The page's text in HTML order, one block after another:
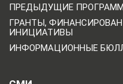
ПРЕДЫДУЩИЕ
ГРАНТЫ,
ИНИЦИАТИВЫ
ИНФОРМАЦИОННЫЕ